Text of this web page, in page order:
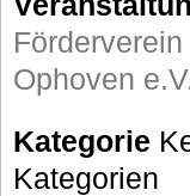
Ophoven
Kategorie
Kategorien